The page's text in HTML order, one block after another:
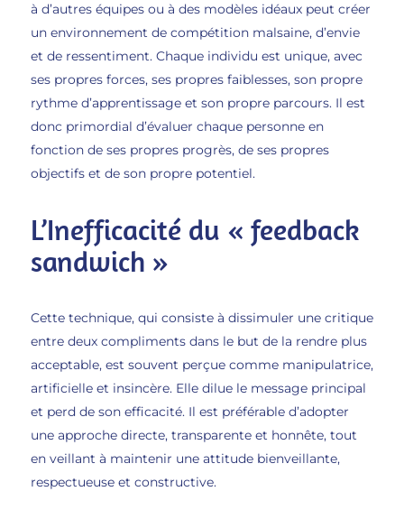
à d’autres équipes ou à des modèles idéaux peut créer
un environnement de compétition malsaine, d’envie
et de ressentiment. Chaque individu est unique, avec
ses propres forces, ses propres faiblesses, son propre
rythme d’apprentissage et son propre parcours. Il est
donc primordial d’évaluer chaque personne en
fonction de ses propres progrès, de ses propres
objectifs et de son propre potentiel.
L’Inefficacité du « feedback
sandwich »
Cette technique, qui consiste à dissimuler une critique
entre deux compliments dans le but de la rendre plus
acceptable, est souvent perçue comme manipulatrice,
artificielle et insincère. Elle dilue le message principal
et perd de son efficacité. Il est préférable d’adopter
une approche directe, transparente et honnête, tout
en veillant à maintenir une attitude bienveillante,
respectueuse et constructive.